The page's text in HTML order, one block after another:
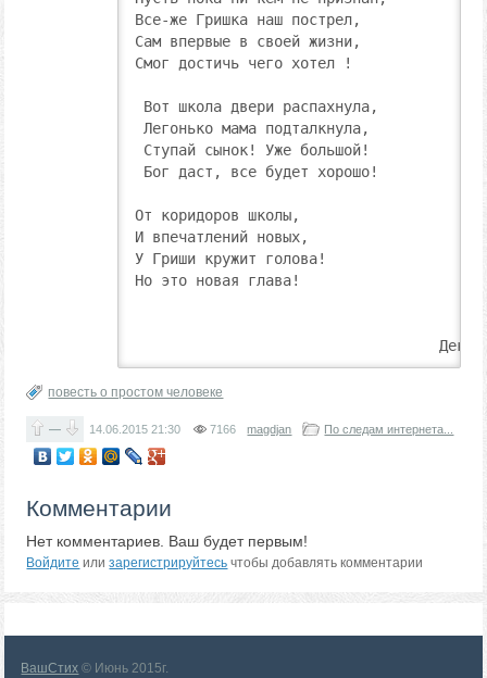
Все-же Гришка наш пострел,
Сам впервые в своей жизни,
Смог достичь чего хотел !
Вот школа двери распахнула,
Легонько мама подталкнула,
Ступай сынок! Уже большой!
Бог даст, все будет хорошо!
От коридоров школы,
И впечатлений новых,
У Гриши кружит голова!
Но это новая глава!
повесть о простом человеке
— 14.06.201521:30 7166 magdjan По следам интернета...
Комментарии
Нет комментариев. Ваш будет первым!
Войдите илизарегистрируйтесь чтобы добавлять комментарии
ВашСтих © Июнь 2015г.